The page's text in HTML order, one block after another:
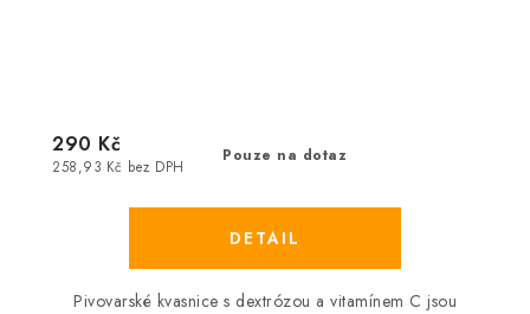
Pouze na dotaz
258,93 Kč bez DPH
290 Kč
Pivovarské kvasnice s dextrózou a vitamínem C jsou